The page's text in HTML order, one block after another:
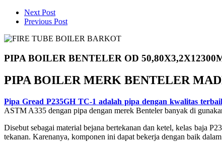
Next Post
Previous Post
PIPA BOILER BENTELER OD
PIPA BOILER MERK BENTELER
Pipa Gread P235GH TC-1 adalah pipa dengan kwalitas
ASTM A335 dengan pipa dengan merek Benteler banyak di
Disebut sebagai material bejana bertekanan dan ketel, kelas baja
tekanan. Karenanya, komponen ini dapat bekerja dengan baik